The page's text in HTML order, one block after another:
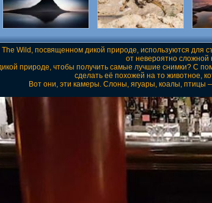
Wild, посвященном дикой природе, используются
от невероятно сложной
природе, чтобы получить самые лучшие снимки? С
сделать её похожей на то животное,
Вот они, эти камеры. Слоны, ягуары, коалы, птицы